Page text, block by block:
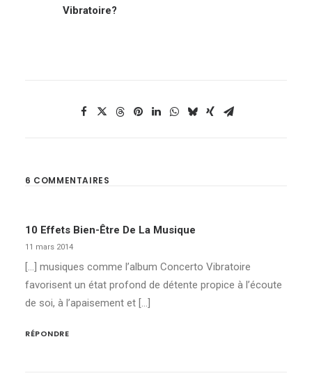
Vibratoire?
6 COMMENTAIRES
10 Effets Bien-Être De La Musique
11 mars 2014
[…] musiques comme l’album Concerto Vibratoire
favorisent un état profond de détente propice à l’écoute
de soi, à l’apaisement et […]
RÉPONDRE